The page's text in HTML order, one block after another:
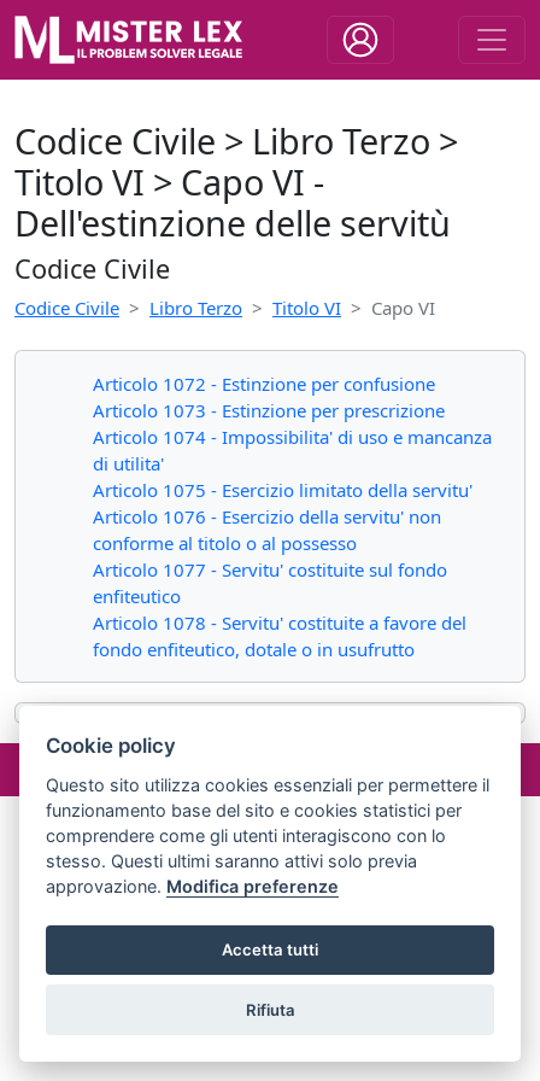
Codice Civile > Libro Terzo >
Titolo VI > Capo VI -
Dell'estinzione delle servitù
Codice Civile
Codice Civile Libro Terzo Titolo VI Capo VI
Articolo 1072 - Estinzione per confusione
Articolo 1073 - Estinzione per prescrizione
Articolo 1074 - Impossibilita' di uso e mancanza
di utilita'
Articolo 1075 - Esercizio limitato della servitu'
Articolo 1076 - Esercizio della servitu' non
conforme al titolo o al possesso
Articolo 1077 - Servitu' costituite sul fondo
enfiteutico
Articolo 1078 - Servitu' costituite a favore del
fondo enfiteutico, dotale o in usufrutto
©2024 misterlex.it -
02029690472
Cookie policy
Questo sito utilizza cookies essenziali per permettere il
funzionamento base del sito e cookies statistici per
comprendere come gli utenti interagiscono con lo
stesso. Questi ultimi saranno attivi solo previa
approvazione. Modifica preferenze
Accetta tutti
Rifiuta